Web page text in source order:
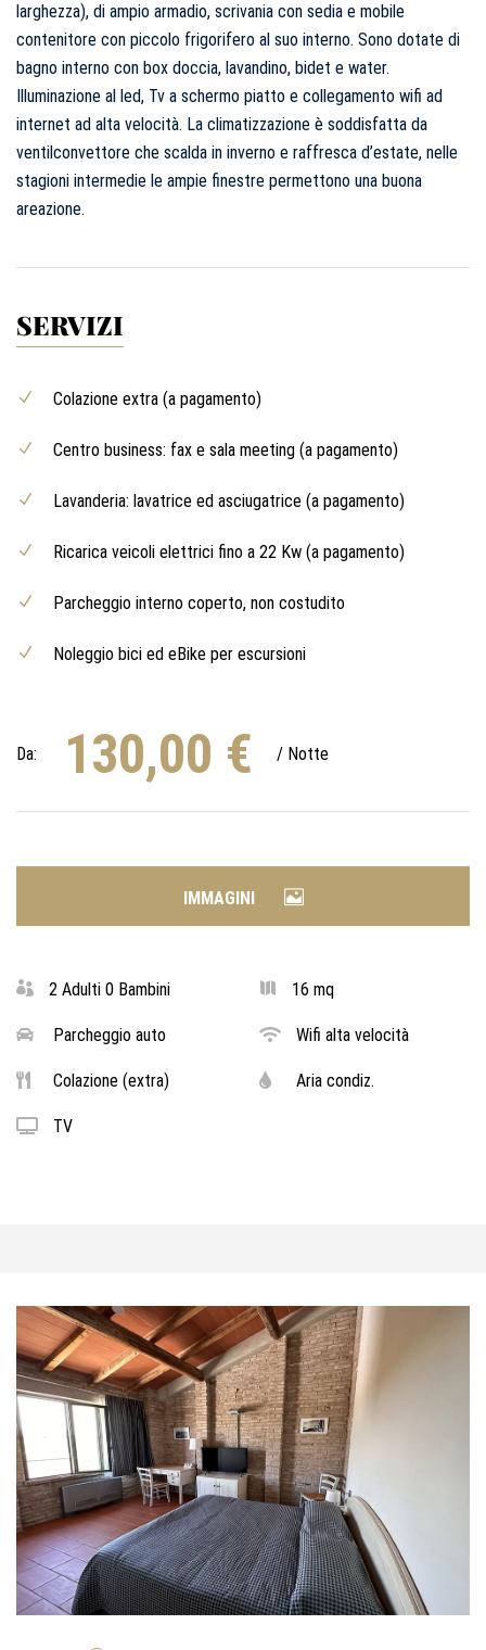
11 AGOSTO 2026
larghezza), di ampio armadio, scrivania con sedia e mobile
contenitore con piccolo frigorifero al suo interno. Sono dotate di
bagno interno con box doccia, lavandino, bidet e water.
Illuminazione al led, Tv a schermo piatto e collegamento wifi ad
internet ad alta velocità. La climatizzazione è soddisfatta da
ventilconvettore che scalda in inverno e raffresca d’estate, nelle
stagioni intermedie le ampie finestre permettono una buona
areazione.
SERVIZI
Colazione extra (a pagamento)
Centro business: fax e sala meeting (a pagamento)
Lavanderia: lavatrice ed asciugatrice (a pagamento)
Ricarica veicoli elettrici fino a 22 Kw (a pagamento)
Parcheggio interno coperto, non costudito
Noleggio bici ed eBike per escursioni
Da: 130,00 € / Notte
IMMAGINI
2 Adulti 0 Bambini 16 mq
Parcheggio auto Wifi alta velocità
Colazione (extra) Aria condiz.
TV